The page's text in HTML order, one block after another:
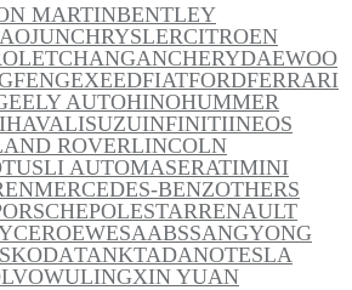
MARTINBENTLEY
CHRYSLERCITROEN
CHANGANCHERYDAEWOO
EXEEDFIATFORDFERRARI
AUTOHINOHUMMER
HAVALISUZUINFINITIINEOS
ROVERLINCOLN
LI AUTOMASERATIMINI
MERCEDES-BENZOTHERS
POLESTARRENAULT
ROEWESAABSSANGYONG
SKODATANKTADANOTESLA
WULINGXIN YUAN